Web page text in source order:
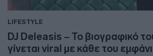
LIFESTYLE
DJ Deleasis – Το βιογραφικό
γίνεται viral με κάθε του